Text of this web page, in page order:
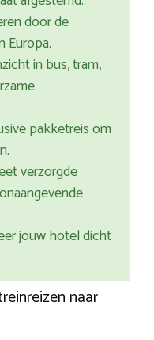
door de
Europa.
in bus, tram,
pakketreis om
verzorgde
jouw hotel dicht
naar